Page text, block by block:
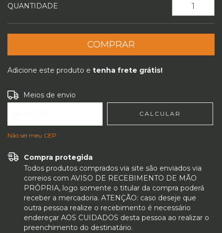
QUANTIDADE
Adicione este produto e tenha frete grátis!
Entregas para o CEP:
Meios de envio
CALCULAR
Não sei meu CEP
Compra protegida
Todos produtos comprados via site são enviados via
correios com AVISO DE RECEBIMENTO DE MÃO
PRÓPRIA, logo somente o titular da compra poderá
receber a mercadoria. ATENÇÃO: caso deseje que
outra pessoa realize o recebimento é necessário
endereçar AOS CUIDADOS desta pessoa ao realizar o
preenchimento do destinatário.